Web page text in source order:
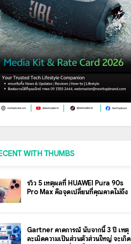
WITH THUMBS
รีวิว 5 เหตุผลที่ HUAWEI Pura 90s
Pro Max คือจุดเปลี่ยนที่คุณคาดไม่ถึง
Gartner คาดการณ์ นับจากนี้ 3 ปี เหตุ
ละเมิดความเป็นส่วนตัวส่วนใหญ่ จะเกิด